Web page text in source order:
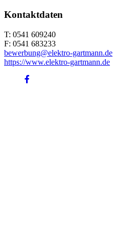
Kontaktdaten
T: 0541 609240
F: 0541 683233
bewerbung@elektro-gartmann.de
https://www.elektro-gartmann.de